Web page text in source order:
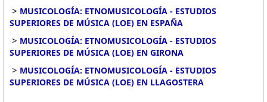
> MUSICOLOGÍA: ETNOMUSICOLOGÍA - ESTUDIOS
SUPERIORES DE MÚSICA (LOE) EN ESPAÑA
> MUSICOLOGÍA: ETNOMUSICOLOGÍA - ESTUDIOS
SUPERIORES DE MÚSICA (LOE) EN GIRONA
> MUSICOLOGÍA: ETNOMUSICOLOGÍA - ESTUDIOS
SUPERIORES DE MÚSICA (LOE) EN LLAGOSTERA